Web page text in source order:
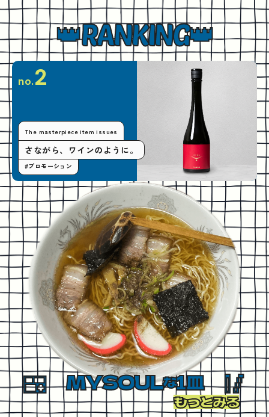
RANKING
no.2
The masterpiece item issues
さながら、ワインのように。
#プロモーション
MYSOULな1皿
もっとみる